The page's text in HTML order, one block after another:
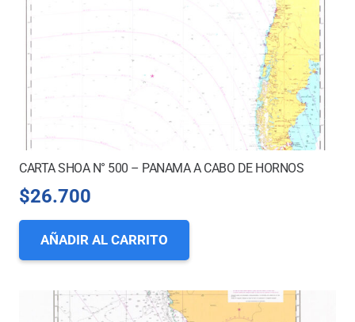
CARTA SHOA N° 500 – PANAMA A CABO DE HORNOS
$26.700
AÑADIR AL CARRITO